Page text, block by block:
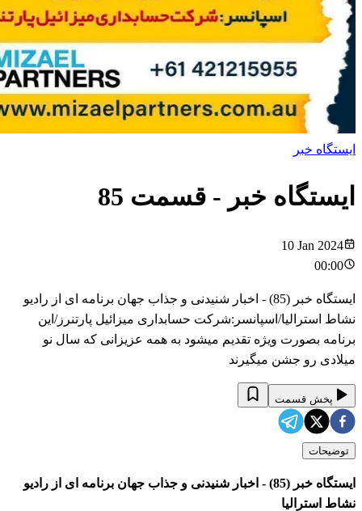
ایستگاه خبر
ایستگاه خبر - قسمت 85
10 Jan 2024
00:00
ایستگاه خبر (85) - اخبار شنیدنی و جذاب جهان برنامه ای از رادیو
نشاط استرالیا/اسپانسر:شرکت حسابداری میزائیل پارتنرز/این
برنامه بصورت ویژه تقدیم میشود به همه عزیزانی که سال نو
میلادی رو جشن میگیرند
پخش قسمت
توضیحات
ایستگاه خبر (85) - اخبار شنیدنی و جذاب جهان برنامه ای از رادیو
نشاط استرالیا